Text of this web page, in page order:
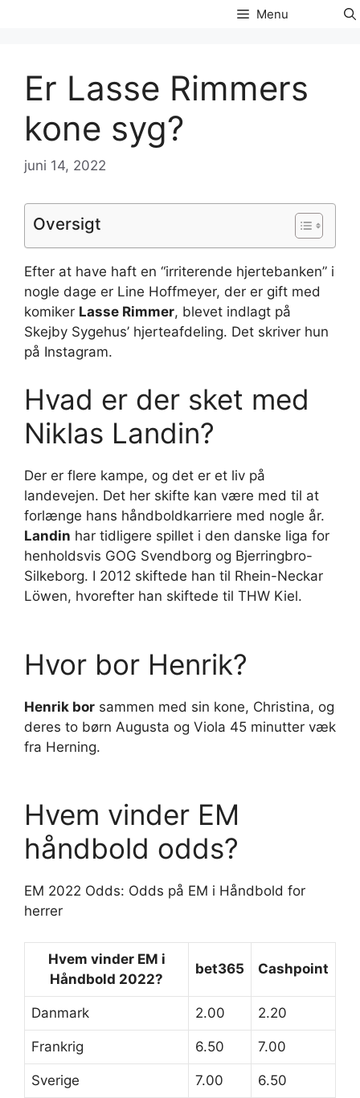
Menu
Er Lasse Rimmers
kone syg?
juni 14, 2022
Oversigt
Efter at have haft en “irriterende hjertebanken” i
nogle dage er Line Hoffmeyer, der er gift med
komiker Lasse Rimmer, blevet indlagt på
Skejby Sygehus’ hjerteafdeling. Det skriver hun
på Instagram.
Hvad er der sket med
Niklas Landin?
Der er flere kampe, og det er et liv på
landevejen. Det her skifte kan være med til at
forlænge hans håndboldkarriere med nogle år.
Landin har tidligere spillet i den danske liga for
henholdsvis GOG Svendborg og Bjerringbro-
Silkeborg. I 2012 skiftede han til Rhein-Neckar
Löwen, hvorefter han skiftede til THW Kiel.
Hvor bor Henrik?
Henrik bor sammen med sin kone, Christina, og
deres to børn Augusta og Viola 45 minutter væk
fra Herning.
Hvem vinder EM
håndbold odds?
EM 2022 Odds: Odds på EM i Håndbold for
herrer
Hvem vinder EM i
Håndbold 2022?
bet365 Cashpoint
Danmark 2.00 2.20
Frankrig 6.50 7.00
Sverige 7.00 6.50